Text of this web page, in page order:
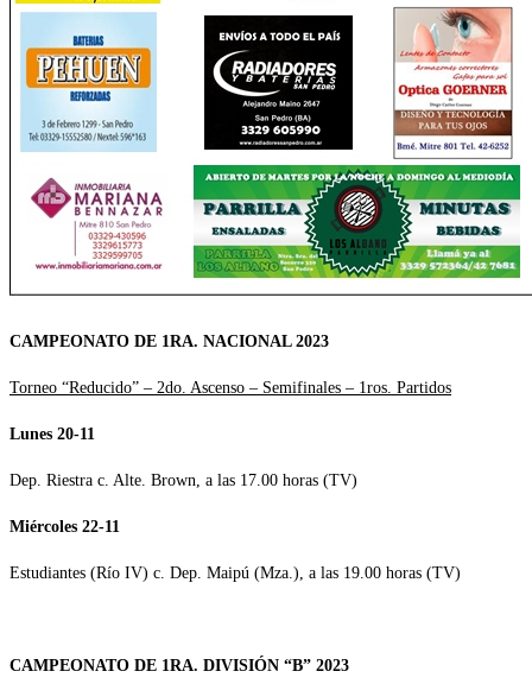
CAMPEONATO DE 1RA. NACIONAL 2023
Torneo “Reducido” – 2do. Ascenso – Semifinales – 1ros. Partidos
Lunes 20-11
Dep. Riestra c. Alte. Brown, a las 17.00 horas (TV)
Miércoles 22-11
Estudiantes (Río IV) c. Dep. Maipú (Mza.), a las 19.00 horas (TV)
CAMPEONATO DE 1RA. DIVISIÓN “B” 2023